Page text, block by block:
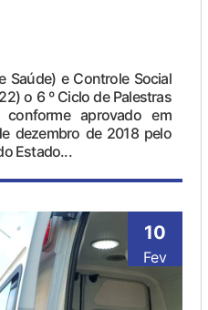
Saúde) e Controle Social
o 6 º Ciclo de Palestras
aprovado em
dezembro de 2018 pelo
Estado...
10
Fev